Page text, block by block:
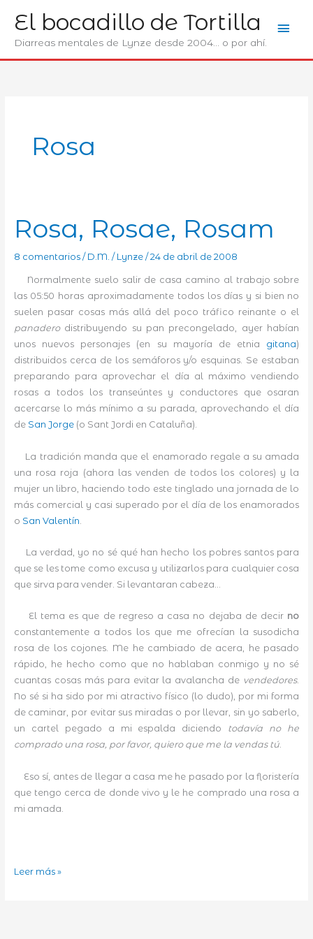
contenido
El bocadillo de Tortilla
Diarreas mentales de Lynze desde 2004... o por ahí.
Rosa
Rosa, Rosae, Rosam
8 comentarios / D.M. / Lynze /24 de abril de 2008
Normalmente suelo salir de casa camino al trabajo sobre
las 05:50 horas aproximadamente todos los días y si bien no
suelen pasar cosas más allá del poco tráfico reinante o el
panaderodistribuyendo su pan precongelado, ayer habían
unos nuevos personajes (en su mayoría de etnia gitana)
distribuidos cerca de los semáforos y/o esquinas. Se estaban
preparando para aprovechar el día al máximo vendiendo
rosas a todos los transeúntes y conductores que osaran
acercarse lo más mínimo a su parada, aprovechando el día
de San Jorge(o Sant Jordi en Cataluña).
La tradición manda que el enamorado regale a su amada
una rosa roja (ahora las venden de todos los colores) y la
mujer un libro, haciendo todo este tinglado una jornada de lo
más comercial y casi superado por el día de los enamorados
o San Valentín
La verdad, yo no sé qué han hecho los pobres santos para
que se les tome como excusa y utilizarlos para cualquier cosa
que sirva para vender. Si levantaran cabeza…
El tema es que de regreso a casa no dejaba de decir no
constantemente a todos los que me ofrecían la susodicha
rosa de los cojones. Me he cambiado de acera, he pasado
rápido, he hecho como que no hablaban conmigo y no sé
cuantas cosas más para evitar la avalancha de vendedores.
No sé si ha sido por mi atractivo físico (lo dudo), por mi forma
de caminar, por evitar sus miradas o por llevar, sin yo saberlo,
un cartel pegado a mi espalda diciendo todavía no he
comprado una rosa, por favor, quiero que me la vendas tú.
Eso sí, antes de llegar a casa me he pasado por la floristería
que tengo cerca de donde vivo y le he comprado una rosa a
mi amada.
Rosa,
Leer más »